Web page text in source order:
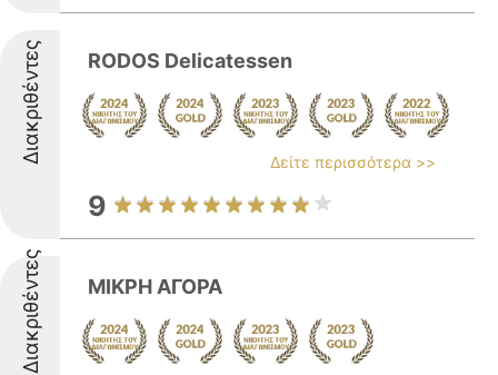
Διακριθέντες RODOS Delicatessen
Δείτε περισσότερα >>
9
Διακριθέντες ΜΙΚΡΗ ΑΓΟΡΑ